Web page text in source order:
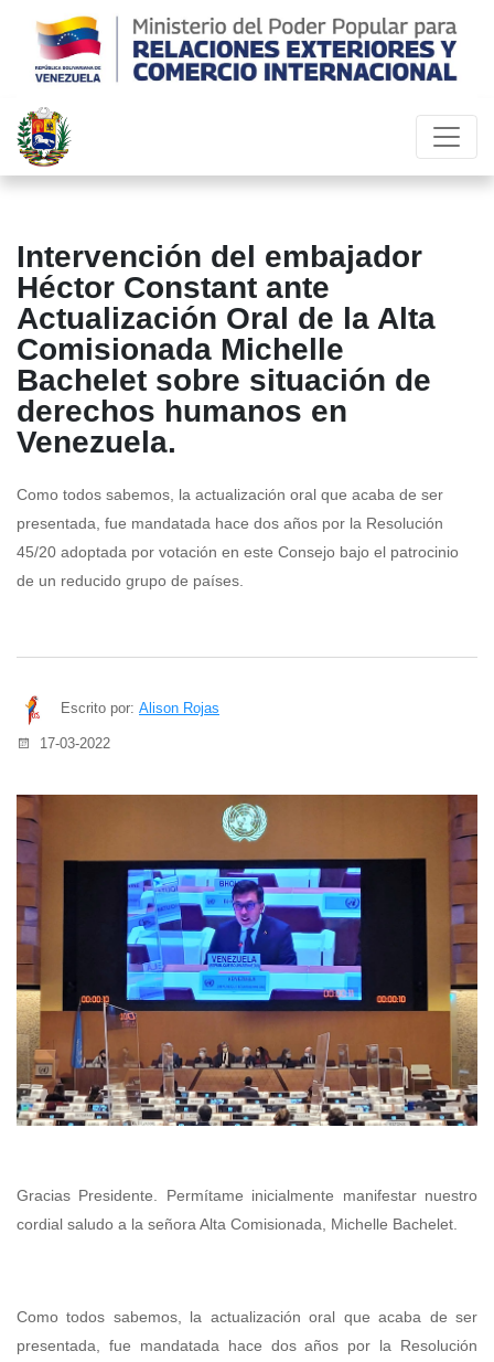
Intervención del embajador
Héctor Constant ante
Actualización Oral de la Alta
Comisionada Michelle
Bachelet sobre situación de
derechos humanos en
Venezuela.
Como todos sabemos, la actualización oral que acaba de ser
presentada, fue mandatada hace dos años por la Resolución
45/20 adoptada por votación en este Consejo bajo el patrocinio
de un reducido grupo de países.
Escrito por: Alison Rojas
17-03-2022
Gracias Presidente. Permítame inicialmente manifestar nuestro
cordial saludo a la señora Alta Comisionada, Michelle Bachelet.
Como todos sabemos, la actualización oral que acaba de ser
presentada, fue mandatada hace dos años por la Resolución